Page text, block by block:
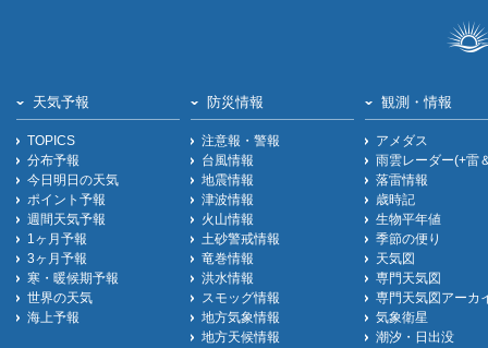
天気予報
TOPICS
分布予報
今日明日の天気
ポイント予報
週間天気予報
1ヶ月予報
3ヶ月予報
寒・暖候期予報
世界の天気
海上予報
防災情報
注意報・警報
台風情報
地震情報
津波情報
火山情報
土砂警戒情報
竜巻情報
洪水情報
スモッグ情報
地方気象情報
地方天候情報
観測・情報
アメダス
雨雲レーダー(+雷
落雷情報
歳時記
生物平年値
季節の便り
天気図
専門天気図
専門天気図アーカ
気象衛星
潮汐・日出没